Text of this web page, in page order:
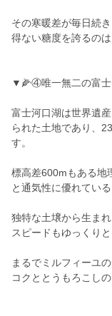
その寒暖差が毎日続
得ない糖度を誇るの
▼🌽④唯一無二の富士
富士河口湖は世界遺
られた土地であり、
す。
標高差600mもある地
と通気性に優れてい
独特な土壌から生ま
スピードもゆっくり
まるでミルフィーユ
コクととうもろこし